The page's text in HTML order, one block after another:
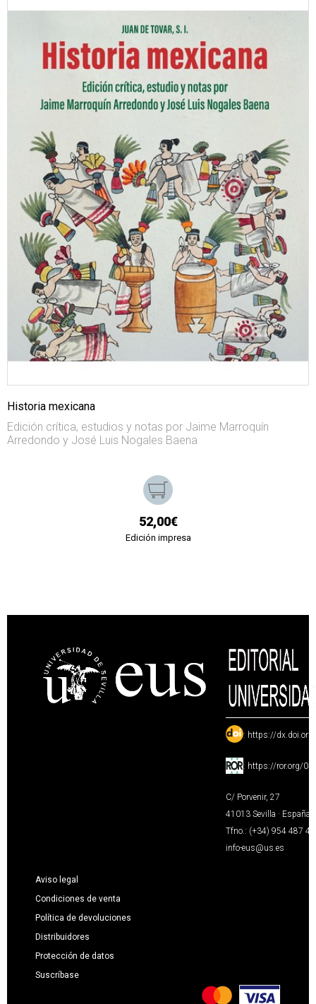
Historia mexicana
Edición crítica, estudios y notas por Jaime Marroquín
Arredondo y José Luis Nogales Baena
52,00€
Edición impresa
: https://
: https://ror.org/
C/ Porvenir, 27
41013 Sevilla · España
Tfno.: (+34) 954 487
info-eus@us.es
Aviso legal
Condiciones de venta
Política de devoluciones
Distribuidores
Protección de datos
Suscríbase